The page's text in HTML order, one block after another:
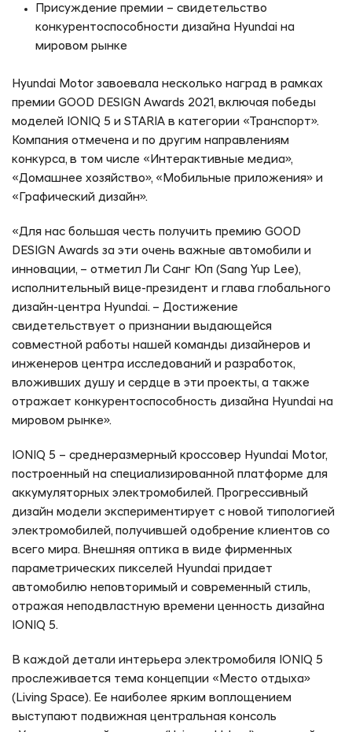
Присуждение премии – свидетельство
конкурентоспособности дизайна Hyundai на
мировом рынке
Hyundai Motor завоевала несколько наград в рамках
премии GOOD DESIGN Awards 2021, включая победы
моделей IONIQ 5 и STARIA в категории «Транспорт».
Компания отмечена и по другим направлениям
конкурса, в том числе «Интерактивные медиа»,
«Домашнее хозяйство», «Мобильные приложения» и
«Графический дизайн».
«Для нас большая честь получить премию GOOD
DESIGN Awards за эти очень важные автомобили и
инновации, – отметил Ли Санг Юп (Sang Yup Lee),
исполнительный вице-президент и глава глобального
дизайн-центра Hyundai. – Достижение
свидетельствует о признании выдающейся
совместной работы нашей команды дизайнеров и
инженеров центра исследований и разработок,
вложивших душу и сердце в эти проекты, а также
отражает конкурентоспособность дизайна Hyundai на
мировом рынке».
IONIQ 5 – среднеразмерный кроссовер Hyundai Motor,
построенный на специализированной платформе для
аккумуляторных электромобилей. Прогрессивный
дизайн модели экспериментирует с новой типологией
электромобилей, получившей одобрение клиентов со
всего мира. Внешняя оптика в виде фирменных
параметрических пикселей Hyundai придает
автомобилю неповторимый и современный стиль,
отражая неподвластную времени ценность дизайна
IONIQ 5.
В каждой детали интерьера электромобиля IONIQ 5
прослеживается тема концепции «Место отдыха»
(Living Space). Ее наиболее ярким воплощением
выступают подвижная центральная консоль